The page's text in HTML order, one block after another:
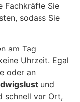
Fachkräfte Sie
sodass Sie
am Tag
Uhrzeit. Egal
oder an
und
schnell vor Ort,